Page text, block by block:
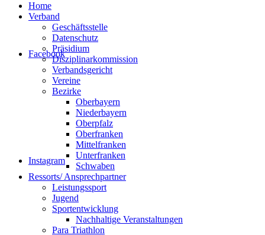
Facebook
Instagram
Home
Verband
Geschäftsstelle
Datenschutz
Präsidium
Disziplinarkommission
Verbandsgericht
Vereine
Bezirke
Oberbayern
Niederbayern
Oberpfalz
Oberfranken
Mittelfranken
Unterfranken
Schwaben
Ressorts/ Ansprechpartner
Leistungssport
Jugend
Sportentwicklung
Nachhaltige Veranstaltungen
Para Triathlon